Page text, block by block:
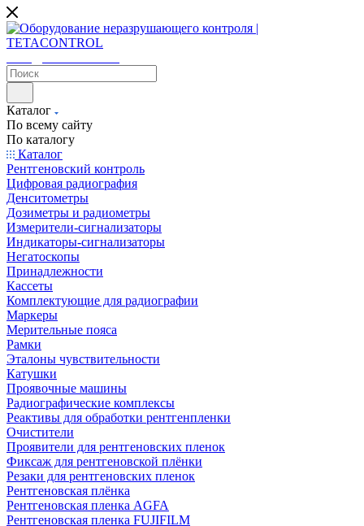
Каталог
По всему сайту
По каталогу
Каталог
Рентгеновский контроль
Цифровая радиография
Денситометры
Дозиметры и радиометры
Измерители-сигнализаторы
Индикаторы-сигнализаторы
Негатоскопы
Принадлежности
Кассеты
Комплектующие для радиографии
Маркеры
Мерительные пояса
Рамки
Эталоны чувствительности
Катушки
Проявочные машины
Радиографические комплексы
Реактивы для обработки рентгенпленки
Очистители
Проявители для рентгеновских пленок
Фиксаж для рентгеновской плёнки
Резаки для рентгеновских пленок
Рентгеновская плёнка
Рентгеновская пленка AGFA
Рентгеновская пленка FUJIFILM